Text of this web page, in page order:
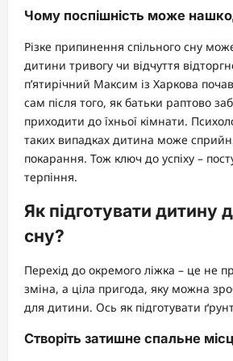
Чому поспішність може
Різке припинення спільного сну
дитини тривогу чи відчуття
п’ятирічний Максим із Харкова
сам після того, як батьки раптово
приходити до їхньої кімнати.
таких випадках дитина може
покарання. Тож ключ до успіху –
терпіння.
Як підготувати дитину
сну?
Перехід до окремого ліжка – це не
зміна, а ціла пригода, яку можна
для дитини. Ось як підготувати
Створіть затишне спальне